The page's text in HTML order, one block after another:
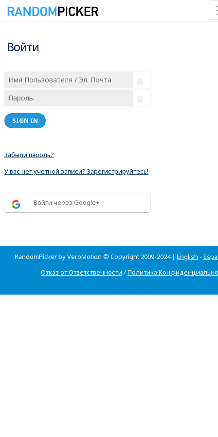
Войти
SIGN IN
Забыли пароль?
У вас нет учетной записи? Зарегистрируйтесь!
Войти через Google+
RandomPicker by VeroMotion © Copyright 2009-2024 | English -
Отказ от Ответственности /Политика